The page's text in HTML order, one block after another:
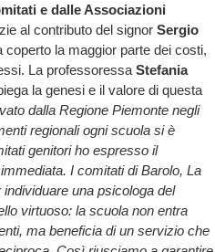
e dalle Associazioni
al contributo del signor Sergio
coperto la maggior parte dei costi,
La professoressa Stefania
la genesi e il valore di questa
dalla Regione Piemonte negli
regionali ogni scuola si è
genitori ho espresso il
I comitati di Barolo, La
una psicologa del
virtuoso: la scuola non entra
ma beneficia di un servizio che